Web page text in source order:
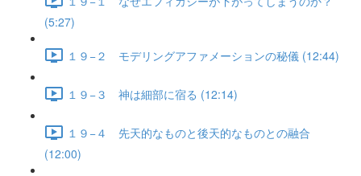
(5:27)
１９−２ モデリングアファメーションの秘儀 (12:44)
１９−３ 神は細部に宿る (12:14)
１９−４ 先天的なものと後天的なものとの融合
(12:00)